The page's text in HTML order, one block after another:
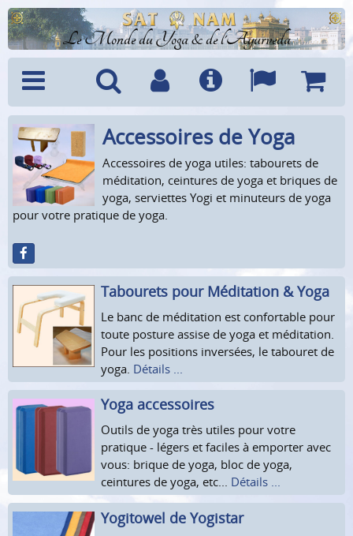
Le Monde du Yoga & de l'Ayurveda
Menu Recherche
CompteInfo LanguesPanier
Accessoires de Yoga
Accessoires de yoga utiles: tabourets de
méditation, ceintures de yoga et briques de
yoga, serviettes Yogi et minuteurs de yoga
pour votre pratique de yoga.
Tabourets pour Méditation & Yoga
Le banc de méditation est confortable pour
toute posture assise de yoga et méditation.
Pour les positions inversées, le tabouret de
yoga. Détails ...
Yoga accessoires
Outils de yoga très utiles pour votre
pratique - légers et faciles à emporter avec
vous: brique de yoga, bloc de yoga,
ceintures de yoga, etc... Détails ...
Yogitowel de Yogistar